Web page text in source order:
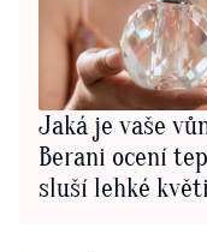
Jaká je vaše
Berani ocení
sluší lehké